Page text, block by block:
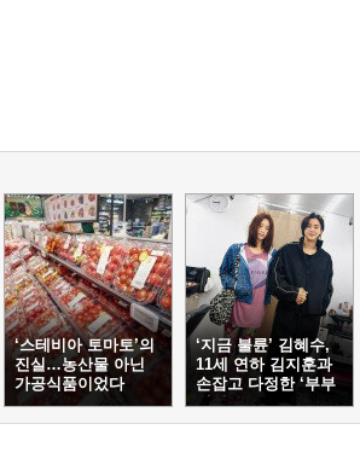
‘스테비아 토마토’의
진실…농산물 아닌
가공식품이었다
‘지금 불륜’ 김혜수,
11세 연하 김지훈과
손잡고 다정한 ‘부부
케미’